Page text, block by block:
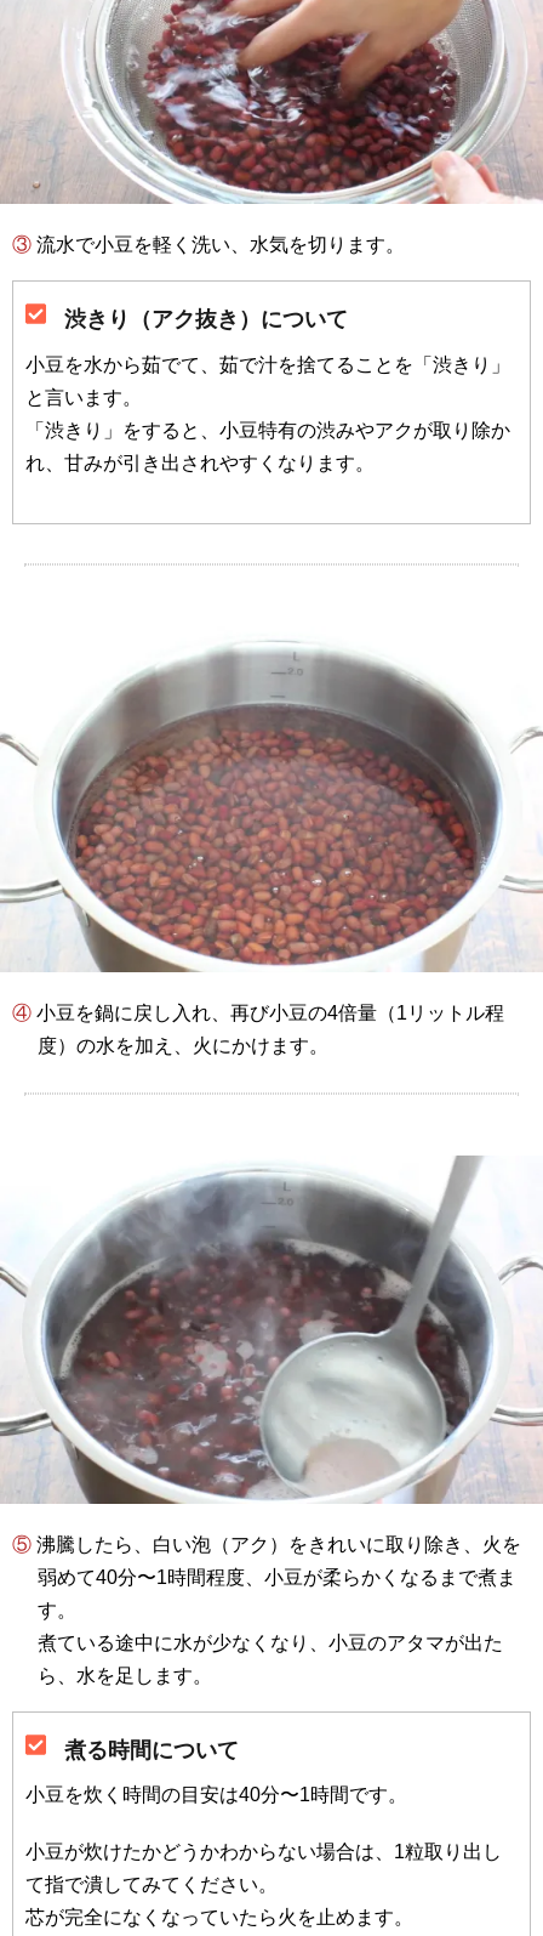
③ 流水で小豆を軽く洗い、水気を切ります。
渋きり（アク抜き）について
小豆を水から茹でて、茹で汁を捨てることを「渋きり」
と言います。
「渋きり」をすると、小豆特有の渋みやアクが取り除か
れ、甘みが引き出されやすくなります。
④ 小豆を鍋に戻し入れ、再び小豆の4倍量（1リットル程
度）の水を加え、火にかけます。
⑤ 沸騰したら、白い泡（アク）をきれいに取り除き、火を
弱めて40分〜1時間程度、小豆が柔らかくなるまで煮ま
す。
煮ている途中に水が少なくなり、小豆のアタマが出た
ら、水を足します。
煮る時間について
小豆を炊く時間の目安は40分〜1時間です。
小豆が炊けたかどうかわからない場合は、1粒取り出し
て指で潰してみてください。
芯が完全になくなっていたら火を止めます。